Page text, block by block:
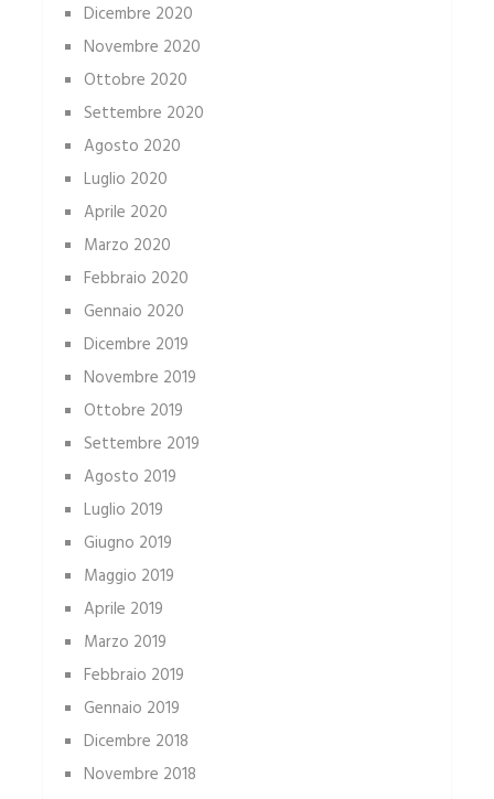
Dicembre 2020
Novembre 2020
Ottobre 2020
Settembre 2020
Agosto 2020
Luglio 2020
Aprile 2020
Marzo 2020
Febbraio 2020
Gennaio 2020
Dicembre 2019
Novembre 2019
Ottobre 2019
Settembre 2019
Agosto 2019
Luglio 2019
Giugno 2019
Maggio 2019
Aprile 2019
Marzo 2019
Febbraio 2019
Gennaio 2019
Dicembre 2018
Novembre 2018